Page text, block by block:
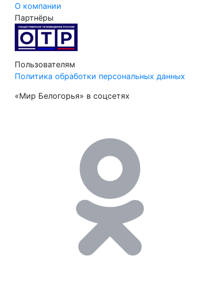
О компании
Партнёры
Пользователям
Политика обработки персональных данных
«Мир Белогорья» в соцсетях